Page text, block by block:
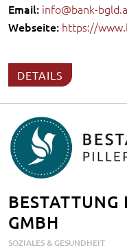
Email: info@bank-
Webseite: https://
DETAILS
BESTATTUNG
GMBH
SOZIALES & GESUNDHEIT